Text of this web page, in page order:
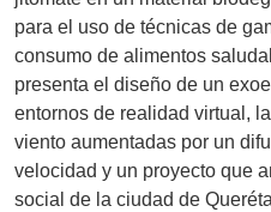
para el uso de técnicas de
consumo de alimentos
presenta el diseño de un
entornos de realidad virtual,
viento aumentadas por un
velocidad y un proyecto que
social de la ciudad de